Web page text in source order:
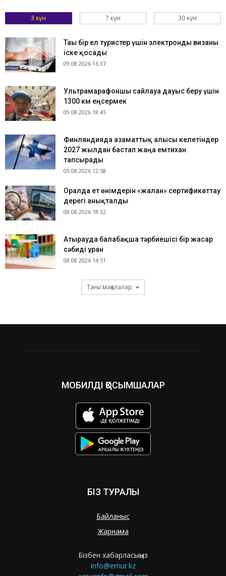
3 күн 7 күн 30 күн
Тағы бір ел туристер үшін электронды визаны
іске қосады
09.08.2026 16:37
Ультрамарафоншы сайлауға дауыс беру үшін
1300 км еңсермек
09.08.2026 18:45
Финляндияда азаматтық алғысы келетіндер
2027 жылдан бастап жаңа емтихан
тапсырады
09.08.2026 12:58
Оралда ет өнімдерін «жалған» сертификаттау
дерегі анықталды
08.08.2026 18:32
Атырауда балабақша тәрбиешісі бір жасар
сәбиді ұрған
08.08.2026 14:51
Тағы мақалалар
МОБИЛДІ ҚОСЫМШАЛАР
БІЗ ТУРАЛЫ
Байланыс
Жарнама
Бізбен хабарласыңыз
info@ernur.kz